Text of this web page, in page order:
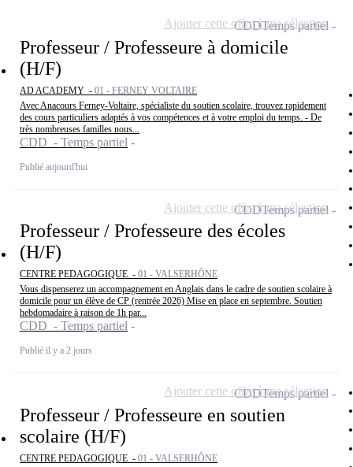
Professeur / Professeure à domicile
(H/F)
AD ACADEMY - 01 - FERNEY VOLTAIRE
Avec Anacours Ferney-Voltaire, spécialiste du soutien scolaire, trouvez rapidement
des cours particuliers adaptés à vos compétences et à votre emploi du temps. - De
très nombreuses familles nous...
CDD - Temps partiel
Publié aujourd'hui
CDDTemps partiel
Ajouter cette offre à ma sélection
Professeur / Professeure des écoles
(H/F)
CENTRE PEDAGOGIQUE - 01 - VALSERHÔNE
Vous dispenserez un accompagnement en Anglais dans le cadre de soutien scolaire à
domicile pour un élève de CP (rentrée 2026) Mise en place en septembre. Soutien
hebdomadaire à raison de 1h par...
CDD - Temps partiel
Publié il y a 2 jours
CDDTemps partiel
Ajouter cette offre à ma sélection
Professeur / Professeure en soutien
scolaire (H/F)
CENTRE PEDAGOGIQUE - 01 - VALSERHÔNE
CDDTemps partiel
Ajouter cette offre à ma sélection